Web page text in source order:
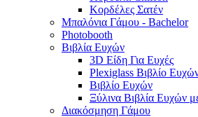
Κορδέλες Σατέν
Μπαλόνια Γάμου - Bachelor
Photobooth
Βιβλία Ευχών
3D Είδη Για Ευχές
Plexiglass Βιβλίο
Βιβλίο Ευχών
Ξύλινα Βιβλία Ευχών
Διακόσμηση Γάμου